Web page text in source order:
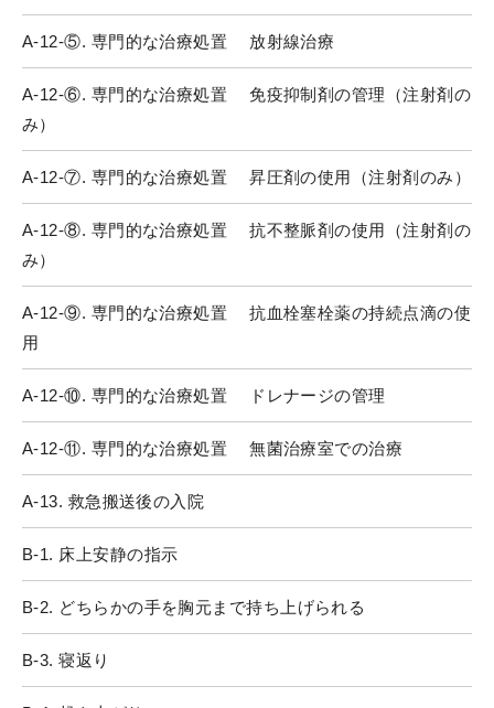
A-12-⑤. 専門的な治療処置 放射線治療
A-12-⑥. 専門的な治療処置 免疫抑制剤の管理（注射剤の
み）
A-12-⑦. 専門的な治療処置 昇圧剤の使用（注射剤のみ）
A-12-⑧. 専門的な治療処置 抗不整脈剤の使用（注射剤の
み）
A-12-⑨. 専門的な治療処置 抗血栓塞栓薬の持続点滴の使
用
A-12-⑩. 専門的な治療処置 ドレナージの管理
A-12-⑪. 専門的な治療処置 無菌治療室での治療
A-13. 救急搬送後の入院
B-1. 床上安静の指示
B-2. どちらかの手を胸元まで持ち上げられる
B-3. 寝返り